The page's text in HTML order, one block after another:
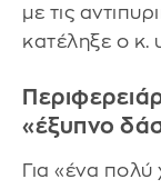
με τις
κατέληξε ο κ.
«έξυπνο
Για «ένα πολύ